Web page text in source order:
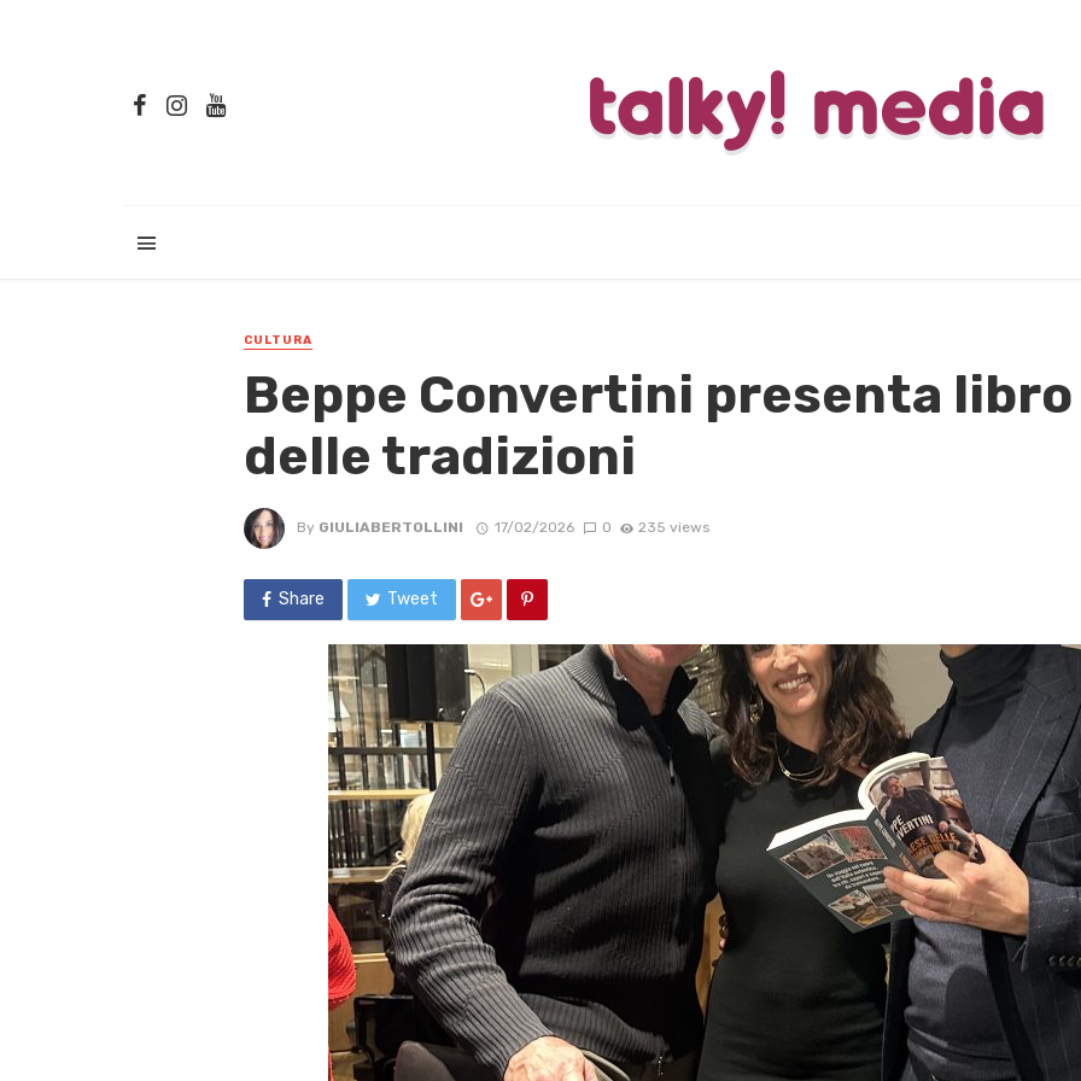
CULTURA
Beppe Convertini presenta libro
delle tradizioni
By GIULIABERTOLLINI 17/02/2026 0 235 views
Share Tweet